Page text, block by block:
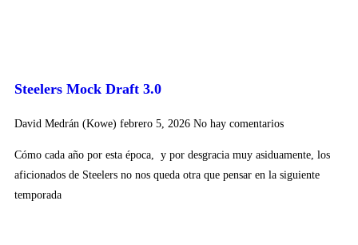
Steelers Mock Draft 3.0
David Medrán (Kowe) febrero 5, 2026 No hay comentarios
Cómo cada año por esta época, y por desgracia muy asiduamente, los
aficionados de Steelers no nos queda otra que pensar en la siguiente
temporada